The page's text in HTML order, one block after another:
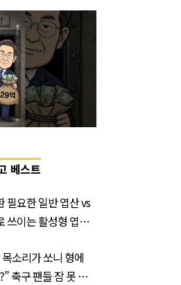
베스트
필요한 일반 엽산 vs
쓰이는 활성형 엽
주목
목소리가 쏘니 형에
축구 팬들 잠 못 들